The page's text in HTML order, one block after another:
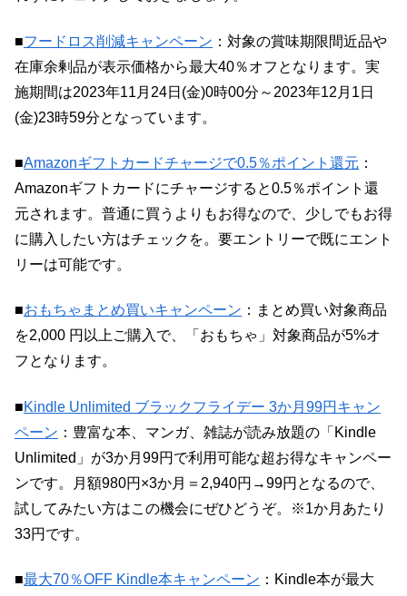
■フードロス削減キャンペーン ：対象の賞味期限間近品や
在庫余剰品が表示価格から最大40％オフとなります。実
施期間は2023年11月24日(金)0時00分～2023年12月1日
(金)23時59分となっています。
■Amazonギフトカードチャージで0.5％ポイント還元 ：
Amazonギフトカードにチャージすると0.5％ポイント還
元されます。普通に買うよりもお得なので、少しでもお得
に購入したい方はチェックを。要エントリーで既にエント
リーは可能です。
■おもちゃまとめ買いキャンペーン ：まとめ買い対象商品
を2,000 円以上ご購入で、「おもちゃ」対象商品が5%オ
フとなります。
■Kindle Unlimited ブラックフライデー 3か月99円キャン
ペーン ：豊富な本、マンガ、雑誌が読み放題の「Kindle
Unlimited」が3か月99円で利用可能な超お得なキャンペー
ンです。月額980円×3か月＝2,940円→99円となるので、
試してみたい方はこの機会にぜひどうぞ。※1か月あたり
33円です。
■最大70％OFF Kindle本キャンペーン ：Kindle本が最大